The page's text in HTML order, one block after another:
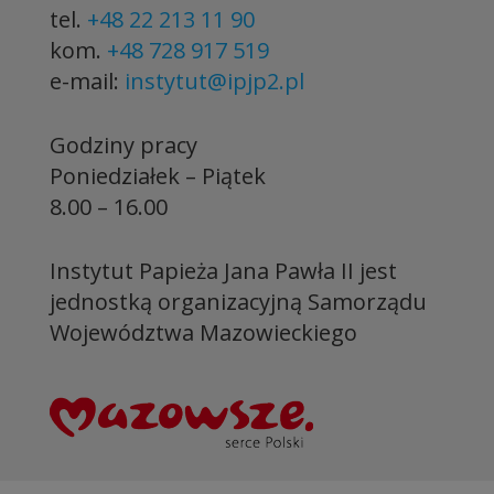
tel. +48 22 213 11 90
kom. +48 728 917 519
e-mail: instytut@ipjp2.pl
Godziny pracy
Poniedziałek – Piątek
8.00 – 16.00
Instytut Papieża Jana Pawła II jest
jednostką organizacyjną Samorządu
Województwa Mazowieckiego